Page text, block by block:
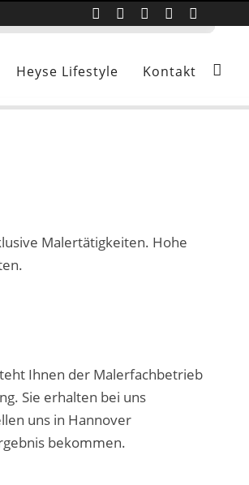
Heyse Lifestyle Kontakt
Malertätigkeiten. Hohe
Ihnen der Malerfachbetrieb
Sie erhalten bei uns
uns in Hannover
bekommen.